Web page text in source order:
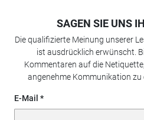
SAGEN SIE UNS
Die qualifizierte Meinung unserer
ist ausdrücklich erwünscht.
Kommentaren auf die
angenehme Kommunikation zu
E-Mail